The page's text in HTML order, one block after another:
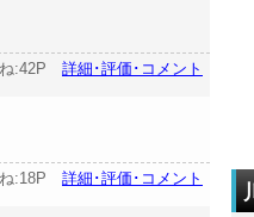
:42P 詳細･評価･コメント
:18P 詳細･評価･コメント